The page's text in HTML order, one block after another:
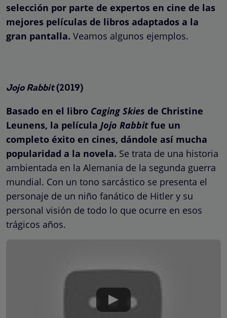
selección por parte de expertos en cine de las
mejores películas de libros adaptados a la
gran pantalla. Veamos algunos ejemplos.
Jojo Rabbit(2019)
Basado en el libro Caging Skies de Christine
Leunens, la película Jojo Rabbitfue un
completo éxito en cines, dándole así mucha
popularidad a la novela. Se trata de una historia
ambientada en la Alemania de la segunda guerra
mundial. Con un tono sarcástico se presenta el
personaje de un niño fanático de Hitler y su
personal visión de todo lo que ocurre en esos
trágicos años.